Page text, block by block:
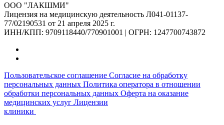
ООО "ЛАКШМИ"
Лицензия на медицинскую деятельность Л041-01137-
77/02190531 от 21 апреля 2025 г.
ИНН/КПП: 9709118440/770901001 | ОГРН: 1247700743872
Пользовательское соглашение Согласие на обработку
персональных данных Политика оператора в отношении
обработки персональных данных Оферта на оказание
медицинских услуг Лицензии
клиники